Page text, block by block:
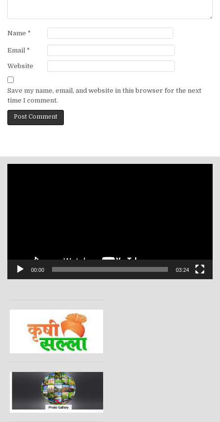
Name *
Email *
Website
Save my name, email, and website in this browser for the next
time I comment.
00:00 03:24